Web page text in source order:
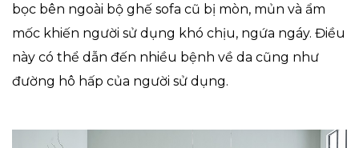
bọc bên ngoài bộ ghế sofa cũ bị mòn, mủn và ẩm
mốc khiến người sử dụng khó chịu, ngứa ngáy. Điều
này có thể dẫn đến nhiều bệnh về da cũng như
đường hô hấp của người sử dụng.